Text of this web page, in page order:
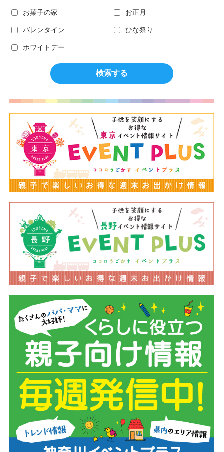
お菓子の家 お正月
バレンタイン ひな祭り
ホワイトデー